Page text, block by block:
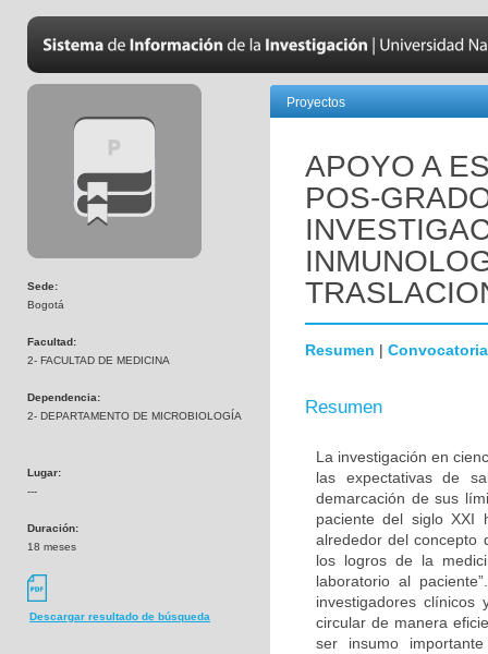
Sede:
Bogotá
Facultad:
2- FACULTAD DE MEDICINA
Dependencia:
2- DEPARTAMENTO DE MICROBIOLOGÍA
Lugar:
---
Duración:
18 meses
Descargar resultado de búsqueda
Proyectos
APOYO A
POS-
Resumen | Convocatoria
Resumen
La investigación en
las expectativas de
demarcación de sus
paciente del siglo XXI
alrededor del concepto
los logros de la
laboratorio al
investigadores
circular de manera
ser insumo